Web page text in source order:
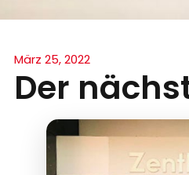
März 25, 2022
Der